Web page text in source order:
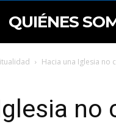
QUIÉNES
Hacia una Iglesia no
no